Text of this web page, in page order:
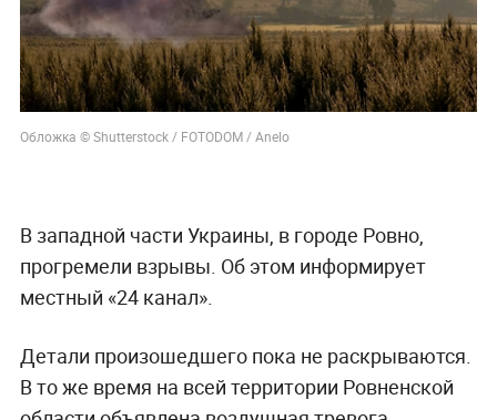
Обложка © Shutterstock / FOTODOM / Anelo
В западной части Украины, в городе Ровно,
прогремели взрывы. Об этом информирует
местный «24 канал».
Детали произошедшего пока не раскрываются.
В то же время на всей территории Ровненской